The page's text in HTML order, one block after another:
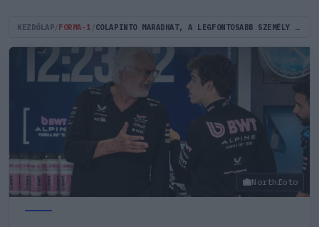
KEZDŐLAP FORMA-1 COLAPINTO MARADHAT, A LEGFONTOSABB SZEMÉLY VISZONT TÁVOZHAT AZ ALPINE-TÓL?
Northfoto